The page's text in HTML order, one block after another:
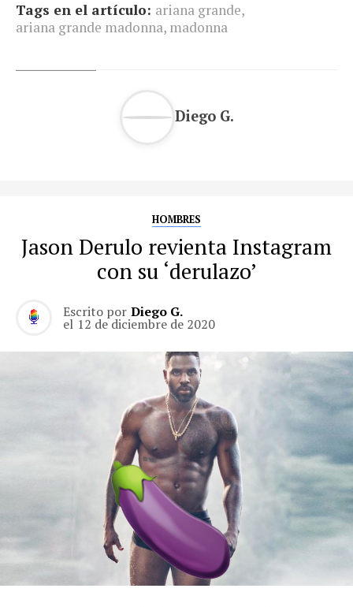
Tags en el artículo: ariana grande,
ariana grande madonna, madonna
Diego G.
HOMBRES
Jason Derulo revienta Instagram
con su ‘derulazo’
Escrito por Diego G.
el 12 de diciembre de 2020